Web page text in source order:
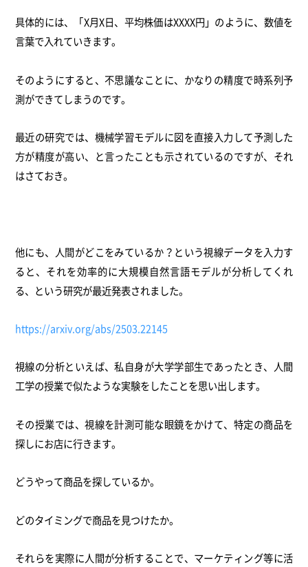
具体的には、「X月X日、平均株価はXXXX円」のように、数値を
言葉で入れていきます。
そのようにすると、不思議なことに、かなりの精度で時系列予
測ができてしまうのです。
最近の研究では、機械学習モデルに図を直接入力して予測した
方が精度が高い、と言ったことも示されているのですが、それ
はさておき。
他にも、人間がどこをみているか？という視線データを入力す
ると、それを効率的に大規模自然言語モデルが分析してくれ
る、という研究が最近発表されました。
https://arxiv.org/abs/2503.22145
視線の分析といえば、私自身が大学学部生であったとき、人間
工学の授業で似たような実験をしたことを思い出します。
その授業では、視線を計測可能な眼鏡をかけて、特定の商品を
探しにお店に行きます。
どうやって商品を探しているか。
どのタイミングで商品を見つけたか。
それらを実際に人間が分析することで、マーケティング等に活